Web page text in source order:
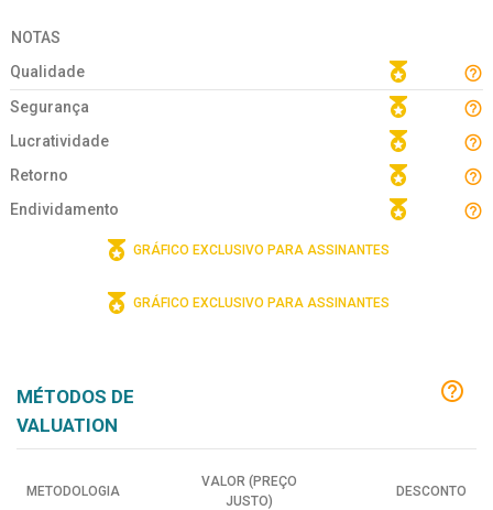
NOTAS
Qualidade
Segurança
Lucratividade
Retorno
Endividamento
GRÁFICO EXCLUSIVO PARA ASSINANTES
GRÁFICO EXCLUSIVO PARA ASSINANTES
MÉTODOS DE
VALUATION
METODOLOGIA
VALOR (PREÇO
JUSTO)
DESCONTO